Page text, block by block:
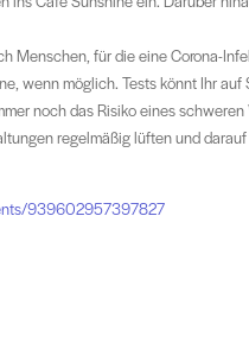
Menschen, für die eine Corona-
wenn möglich. Tests könnt Ihr
noch das Risiko eines
regelmäßig lüften und
939602957397827